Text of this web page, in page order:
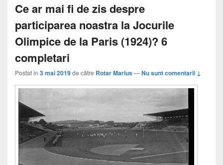
Ce ar mai fi de zis despre
participarea noastra la Jocurile
Olimpice de la Paris (1924)? 6
completari
Postat în 3 mai 2019de către Rotar Marius—Nu sunt comentarii ↓